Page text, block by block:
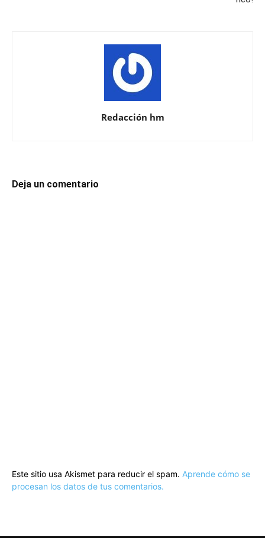
Redacción hm
Deja un comentario
Este sitio usa Akismet para reducir el spam. Aprende cómo se
procesan los datos de tus comentarios.